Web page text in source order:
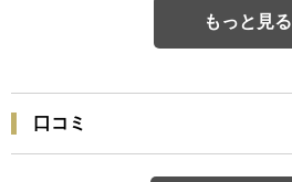
もっと見る
口コミ